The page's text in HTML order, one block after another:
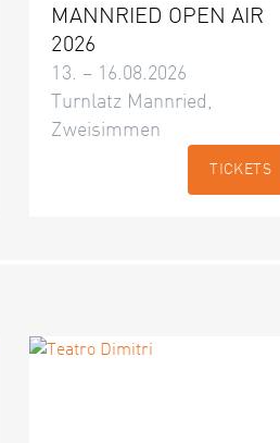
MANNRIED OPEN AIR
2026
13. – 16.08.2026
Turnlatz Mannried,
Zweisimmen
TICKETS